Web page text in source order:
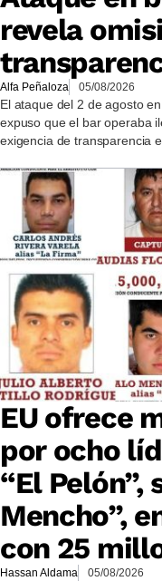
revela
Alfa Peñaloza 05/08/2026
El ataque del 2 de agosto
expuso que el bar operaba
exigencia de transparencia
EU ofrece
por ocho
“El Pelón”,
Mencho”,
con 25
Hassan Aldama 05/08/2026